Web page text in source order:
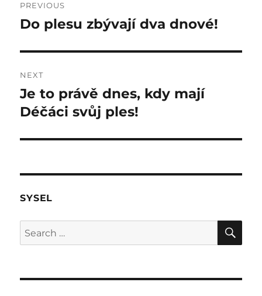
navigation
PREVIOUS
Previous
Do plesu zbývají dva dnové!
NEXT
Next
post:
Je to právě dnes, kdy mají
Déčáci svůj ples!
SYSEL
Search
for: